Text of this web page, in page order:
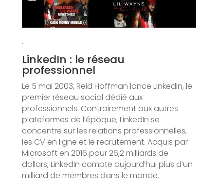
.
LinkedIn : le réseau
professionnel
Le 5 mai 2003, Reid Hoffman lance LinkedIn, le
premier réseau social dédié aux
professionnels. Contrairement aux autres
plateformes de l’époque, LinkedIn se
concentre sur les relations professionnelles,
les CV en ligne et le recrutement. Acquis par
Microsoft en 2016 pour 26,2 milliards de
dollars, LinkedIn compte aujourd’hui plus d’un
milliard de membres dans le monde.